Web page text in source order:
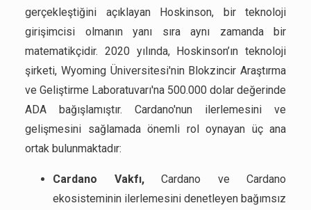
gerçekleştiğini açıklayan Hoskinson, bir teknoloji
girişimcisi olmanın yanı sıra aynı zamanda bir
matematikçidir. 2020 yılında, Hoskinson’ın teknoloji
şirketi, Wyoming Üniversitesi'nin Blokzincir Araştırma
ve Geliştirme Laboratuvarı'na 500.000 dolar değerinde
ADA bağışlamıştır. Cardano'nun ilerlemesini ve
gelişmesini sağlamada önemli rol oynayan üç ana
ortak bulunmaktadır:
Cardano Vakfı,Cardano ve Cardano
ekosisteminin ilerlemesini denetleyen bağımsız